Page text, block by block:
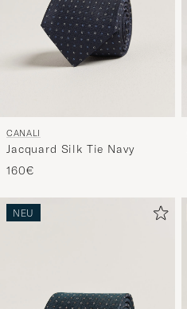
CANALI
Jacquard Silk Tie Navy
160€
NEU